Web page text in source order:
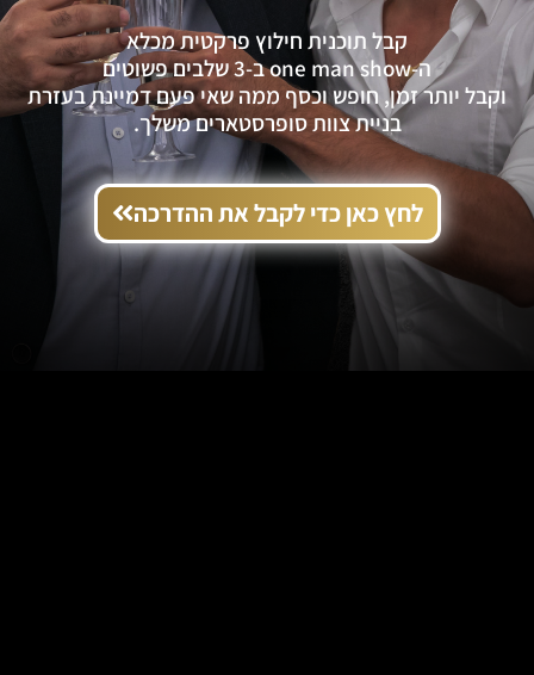
קבל תוכנית חילוץ פרקטית מכלא
ה-one man show ב-3 שלבים פשוטים
וקבל יותר זמן, חופש וכסף ממה שאי פעם דמיינת בעזרת
בניית צוות סופרסטארים משלך.
לחץ כאן כדי לקבל את ההדרכה